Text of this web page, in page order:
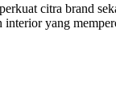
citra brand
yang